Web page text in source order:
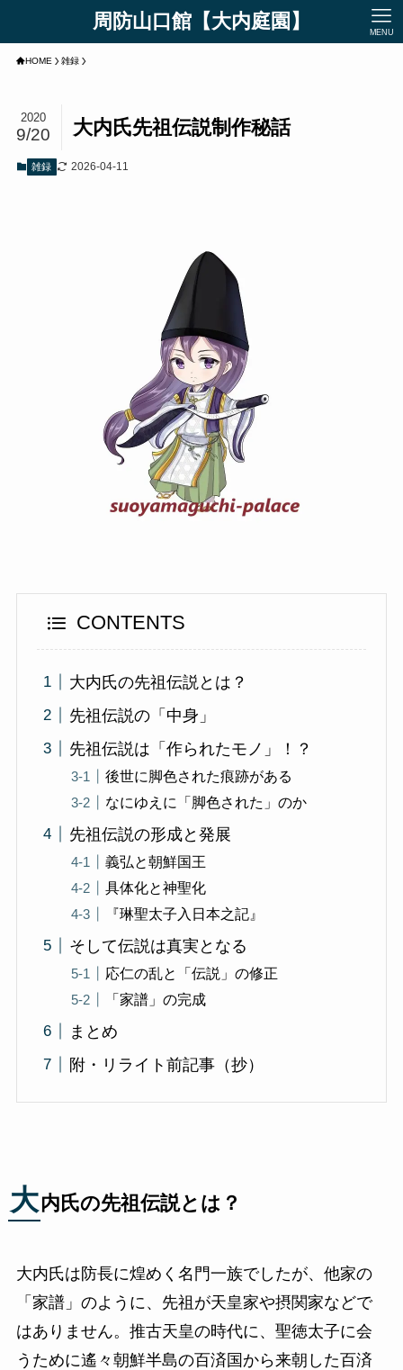
周防山口館【大内庭園】 MENU
HOME 雑録
大内氏先祖伝説制作秘話
2020
9/20
雑録 2026-04-11
CONTENTS
大内氏の先祖伝説とは？
先祖伝説の「中身」
先祖伝説は「作られたモノ」！？
後世に脚色された痕跡がある
なにゆえに「脚色された」のか
先祖伝説の形成と発展
義弘と朝鮮国王
具体化と神聖化
『琳聖太子入日本之記』
そして伝説は真実となる
応仁の乱と「伝説」の修正
「家譜」の完成
まとめ
附・リライト前記事（抄）
大内氏の先祖伝説とは？
大内氏は防長に煌めく名門一族でしたが、他家の
「家譜」のように、先祖が天皇家や摂関家などで
はありません。推古天皇の時代に、聖徳太子に会
うために遙々朝鮮半島の百済国から来朝した百済